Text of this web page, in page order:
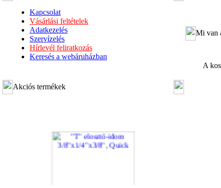
Kapcsolat
Vásárlási feltételek
Adatkezelés
Szervízelés
Hírlevél feliratkozás
Keresés a webáruházban
Akciós termékek
Mi van
A